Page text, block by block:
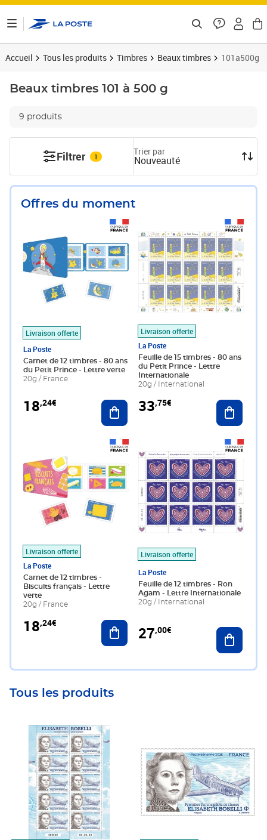
Accueil Tous les produits Timbres Beaux timbres 101a500g
Beaux timbres 101 à 500 g
9 produits
Filtrer 1 Trier par
Nouveauté
Offres du moment
Livraison offerte
La Poste
Carnet de 12 timbres - 80 ans
du Petit Prince - Lettre verte
20g / France
18,24€ Ajouter au panier
Livraison offerte
La Poste
Feuille de 15 timbres - 80 ans
du Petit Prince - Lettre
Internationale
20g / International
33,75€ Ajouter
Livraison offerte
La Poste
Carnet de 12 timbres -
Biscuits français - Lettre
verte
20g / France
18,24€ Ajouter au panier
Livraison offerte
La Poste
Feuille de 12 timbres - Ron
Agam - Lettre Internationale
20g / International
27,00€ Ajouter
Tous les produits
Prix 116,50€